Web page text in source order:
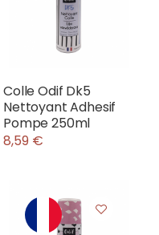
Colle Odif Dk5
Nettoyant Adhesif
Pompe 250ml
8,59 €